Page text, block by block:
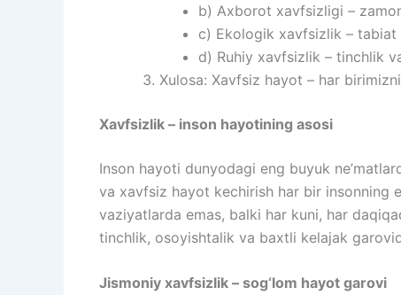
b) Axborot xavfsizligi –
c) Ekologik xavfsizlik – tabiat
d) Ruhiy xavfsizlik – tinchlik
Xulosa: Xavfsiz hayot – har
Xavfsizlik – inson hayotining asosi
Inson hayoti dunyodagi eng buyuk
va xavfsiz hayot kechirish har bir
vaziyatlarda emas, balki har kuni, har
tinchlik, osoyishtalik va baxtli kelajak
Jismoniy xavfsizlik – sog‘lom hayot garovi